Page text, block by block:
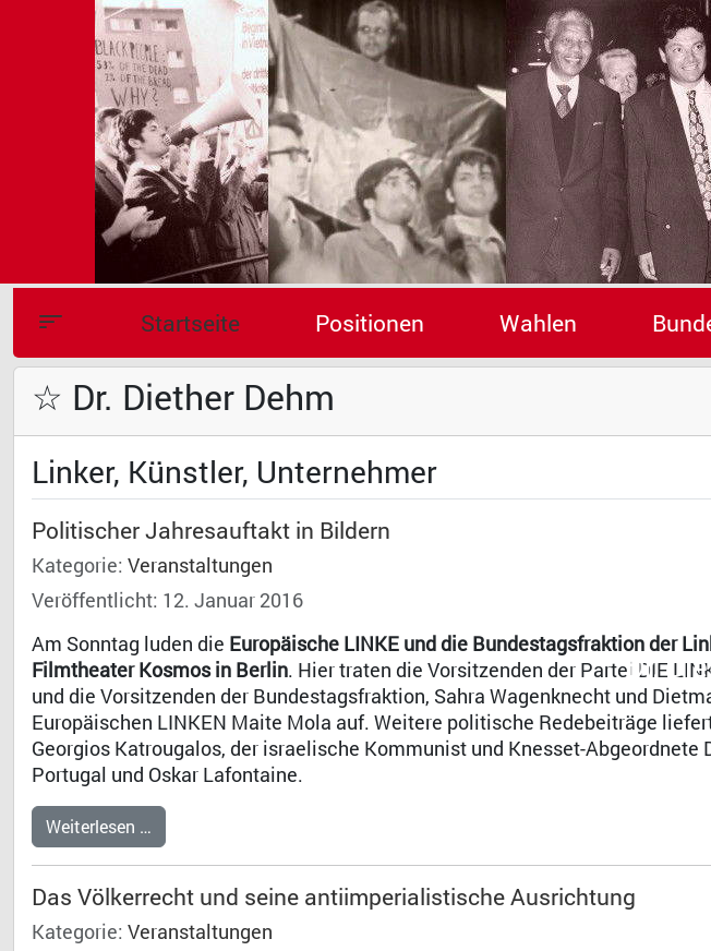
Dr.
Startseite Positionen Wahlen
☆ Dr. Diether Dehm
Linker, Künstler, Unternehmer
Politischer Jahresauftakt in Bildern
Kategorie: Veranstaltungen
Veröffentlicht: 12. Januar 2016
Am Sonntag luden die Europäische LINKE und die Bundestagsfraktion der
Filmtheater Kosmos in Berlin. Hier traten die Vorsitzenden der Partei DIE
und die Vorsitzenden der Bundestagsfraktion, Sahra Wagenknecht und
Europäischen LINKEN Maite Mola auf. Weitere politische Redebeiträge
Georgios Katrougalos, der israelische Kommunist und Knesset-Abgeordnete
Portugal und Oskar Lafontaine.
Weiterlesen …
Das Völkerrecht und seine antiimperialistische Ausrichtung
Kategorie: Veranstaltungen